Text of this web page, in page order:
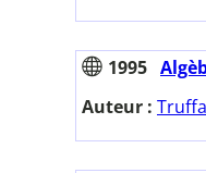
1995
Auteur :